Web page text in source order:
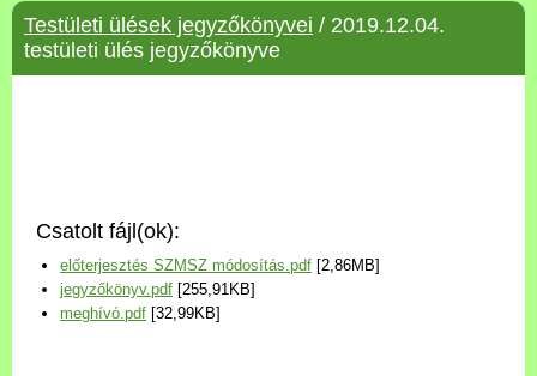
Uraiújfalu
Választási információk
Versenyképes Járások
Testületi ülések jegyzőkönyvei / 2019.12.04.
testületi ülés jegyzőkönyve
Csatolt fájl(ok):
előterjesztés SZMSZ módosítás.pdf [2,86MB]
jegyzőkönyv.pdf [255,91KB]
meghívó.pdf [32,99KB]